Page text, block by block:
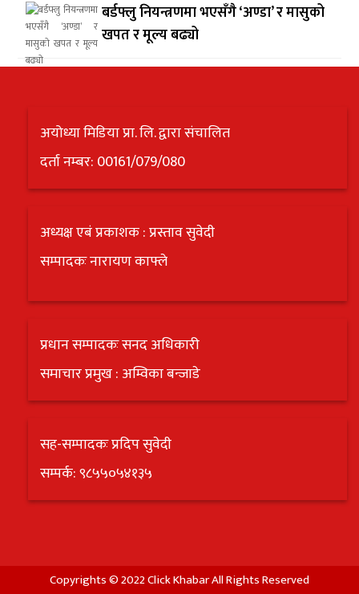
बर्डफ्लु नियन्त्रणमा भएसँगै ‘अण्डा’ र मासुको
खपत र मूल्य बढ्यो
अयोध्या मिडिया प्रा. लि. द्वारा संचालित
दर्ता नम्बर: 00161/079/080
अध्यक्ष एबं प्रकाशक : प्रस्ताव सुवेदी
सम्पादकः नारायण काफ्ले
प्रधान सम्पादकः सनद अधिकारी
समाचार प्रमुख : अम्विका बन्जाडे
सह-सम्पादकः प्रदिप सुवेदी
सम्पर्क: ९८५५०५४१३५
Copyrights © 2022 Click Khabar All Rights Reserved